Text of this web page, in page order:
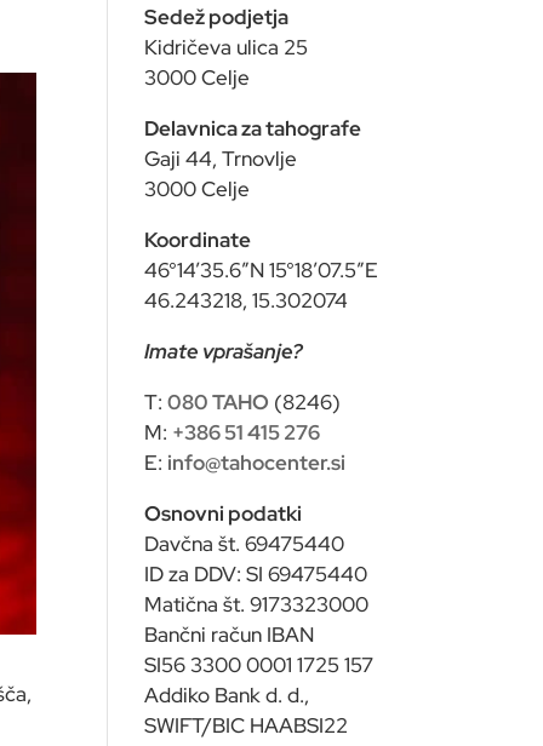
Sedež podjetja
Kidričeva ulica 25
3000 Celje
Delavnica za tahografe
Gaji 44, Trnovlje
3000 Celje
Koordinate
46°14’35.6″N 15°18’07.5″E
46.243218, 15.302074
Imate vprašanje?
T:080 TAHO (8246)
M: +386 51 415 276
E: info@tahocenter.si
Osnovni podatki
Davčna št. 69475440
ID za DDV: SI 69475440
Matična št. 9173323000
Bančni račun IBAN
SI56 3300 0001 1725 157
Addiko Bank d. d.,
SWIFT/BIC HAABSI22